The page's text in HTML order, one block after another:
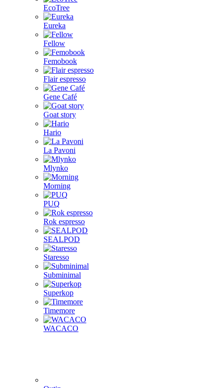
EcoTree
Eureka
Fellow
Femobook
Flair espresso
Gene Café
Goat story
Hario
La Pavoni
Mlynko
Morning
PUQ
Rok espresso
SEALPOD
Staresso
Subminimal
Superkop
Timemore
WACACO